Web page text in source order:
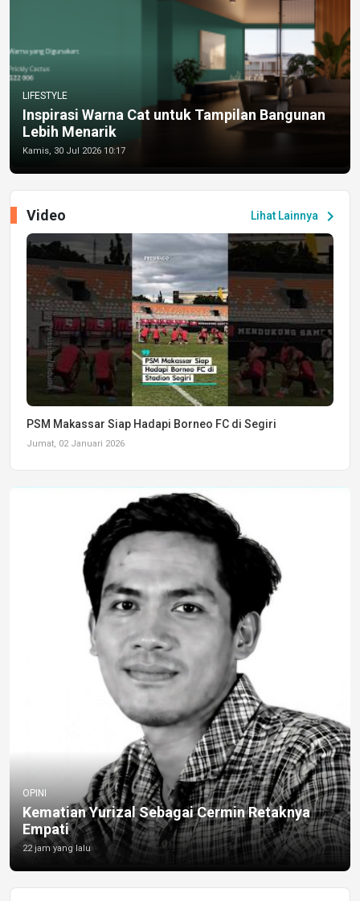
LIFESTYLE
Inspirasi Warna Cat untuk Tampilan Bangunan
Lebih Menarik
Kamis, 30 Jul 2026 10:17
Lihat Lainnya chevron_right
Video
PSM Makassar Siap Hadapi Borneo FC di Segiri
Jumat, 02 Januari 2026
OPINI
Kematian Yurizal Sebagai Cermin Retaknya
Empati
22 jam yang lalu